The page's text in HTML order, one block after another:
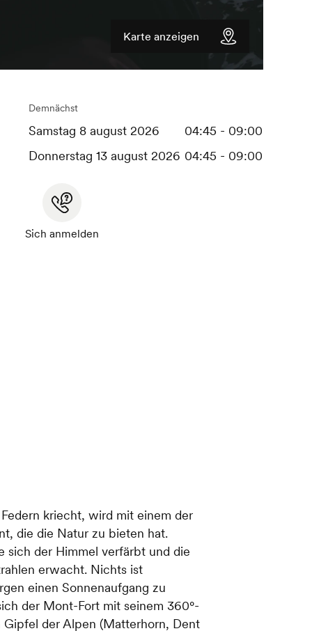
Karte anzeigen
Demnächst
Samstag 8 august 2026
04:45 - 09:00
Donnerstag 13 august 2026 04:45 - 09:00
Sich anmelden
kriecht, wird mit einem der
die die Natur zu bieten hat.
sich der Himmel verfärbt und die
erwacht. Nichts ist
einen Sonnenaufgang zu
der Mont-Fort mit seinem 360°-
Gipfel der Alpen (Matterhorn, Dent